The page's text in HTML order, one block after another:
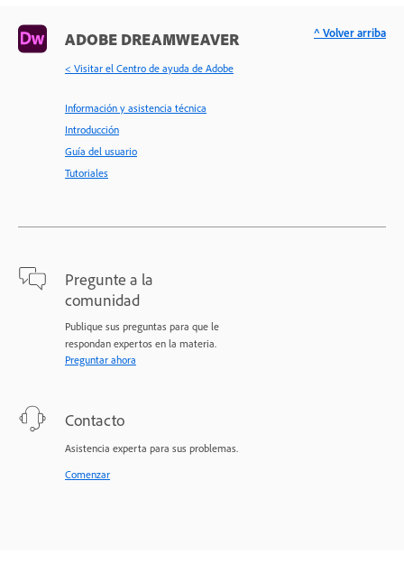
ADOBE DREAMWEAVER
< Visitar el Centro de ayuda de Adobe
Información y asistencia técnica
Introducción
Guía del usuario
Tutoriales
Pregunte a la
comunidad
Publique sus preguntas para que le
respondan expertos en la materia.
Preguntar ahora
Contacto
Asistencia experta para sus problemas.
Comenzar
^ Volver arriba